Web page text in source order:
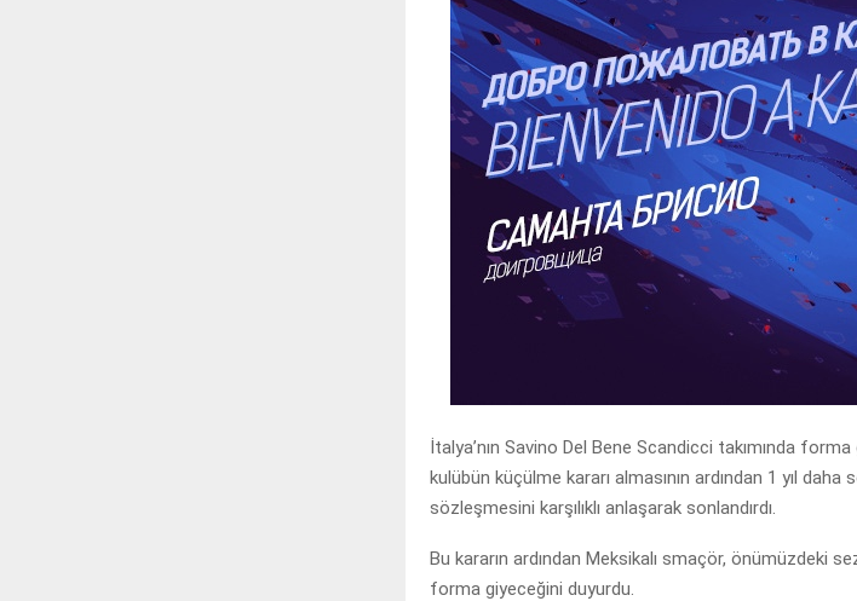
İtalya’nın Savino Del Bene Scandicci takımında
kulübün küçülme kararı almasının ardından 1 yıl
sözleşmesini karşılıklı anlaşarak sonlandırdı.
Bu kararın ardından Meksikalı smaçör, önümüzdeki
forma giyeceğini duyurdu.